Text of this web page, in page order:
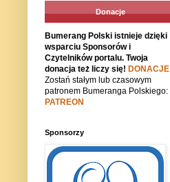
Donacje
Bumerang Polski istnieje dzięki
wsparciu Sponsorów i
Czytelników portalu. Twoja
donacja też liczy się! DONACJE
Zostań stałym lub czasowym
patronem Bumeranga Polskiego:
PATREON
Sponsorzy